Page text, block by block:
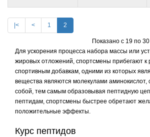
|< < 1 2
Показано с 19 по
Для ускорения процесса набора массы или
жировых отложений, спортсмены прибегают к
спортивным добавкам, одними из которых
вещества являются молекулами
собой, тем самым образовывая пептидную
пептидам, спортсмены быстрее обретают
положительные эффекты.
Курс пептидов